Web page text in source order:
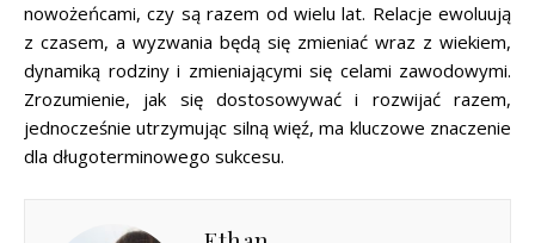
nowożeńcami, czy są razem od wielu lat. Relacje ewoluują
z czasem, a wyzwania będą się zmieniać wraz z wiekiem,
dynamiką rodziny i zmieniającymi się celami zawodowymi.
Zrozumienie, jak się dostosowywać i rozwijać razem,
jednocześnie utrzymując silną więź, ma kluczowe znaczenie
dla długoterminowego sukcesu.